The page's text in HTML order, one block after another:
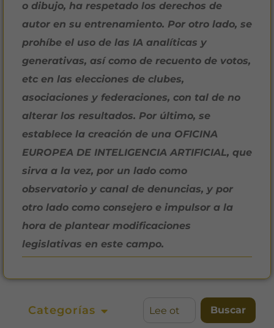
o dibujo, ha respetado los derechos de
autor en su entrenamiento. Por otro lado, se
prohíbe el uso de las IA analíticas y
generativas, así como de recuento de votos,
etc en las elecciones de clubes,
asociaciones y federaciones, con tal de no
alterar los resultados. Por último, se
establece la creación de una OFICINA
EUROPEA DE INTELIGENCIA ARTIFICIAL, que
sirva a la vez, por un lado como
observatorio y canal de denuncias, y por
otro lado como consejero e impulsor a la
hora de plantear modificaciones
legislativas en este campo.
Categorías Buscar